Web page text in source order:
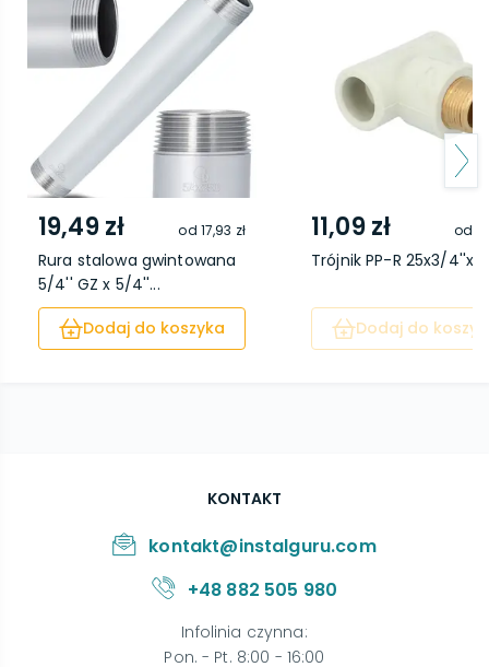
19,49 zł od 17,93 zł
Rura stalowa gwintowana
5/4'' GZ x 5/4''...
Dodaj do koszyka
11,09 zł od
Trójnik PP-R 25x3/
Dodaj do
KONTAKT
kontakt@instalguru.com
+48 882 505 980
Infolinia czynna:
Pon. - Pt. 8:00 - 16:00